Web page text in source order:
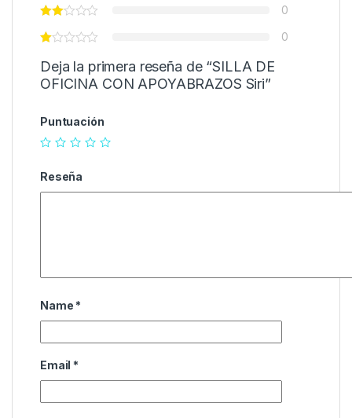
0
0
Deja la primera reseña de “SILLA DE
OFICINA CON APOYABRAZOS Siri”
Puntuación
Reseña
Name *
Email *